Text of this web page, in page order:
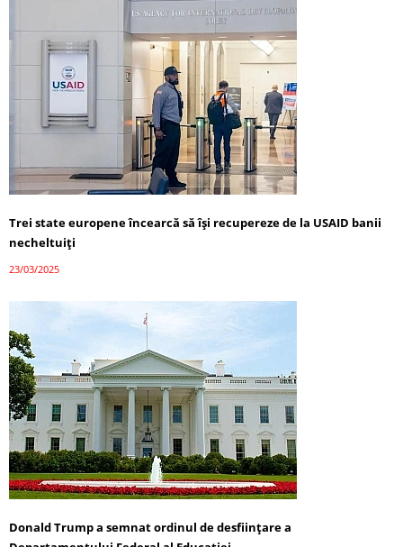
Trei state europene încearcă să își recupereze de la USAID banii
necheltuiți
23/03/2025
Donald Trump a semnat ordinul de desființare a